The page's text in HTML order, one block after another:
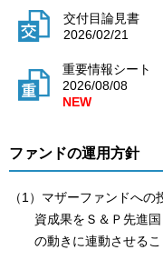
交付目論見書
2026/02/21
重要情報シート
2026/08/08
ファンドの運用方針
（1）マザーファンドへ
資成果をＳ＆Ｐ先進
の動きに連動させる